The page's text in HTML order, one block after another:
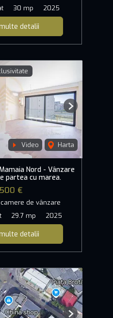
30 mp 2025
detalii
Video Harta
Next
Mamaia Nord - Vânzare
partea cu marea.
€
de vânzare
29.7 mp 2025
detalii